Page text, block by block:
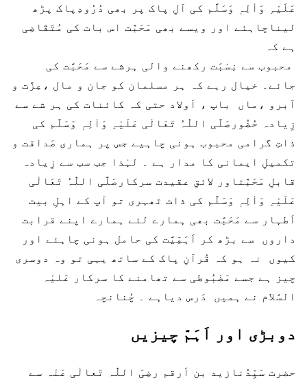
عَلَیْہِ وَاٰلِہٖ وَسَلَّم کی آلِ پاک پر بھی دُرُودِپاک پڑھ
لیناچاہئے اور ویسے بھی مَحَبَّت اس بات کی مُتَقَاضِی
ہے کہ
محبوب سے نِسْبَت رکھنے والی ہرشے سے مَحَبَّت کی
جائے۔ خیال رہے کہ ہر مسلمان کو جان و مال ،عِزَّت و
آبرو ،ماں باپ ، اَولاد حتی کہ کائنات کی ہر شے سے
زِیادہ حُضُورصَلَّی اللّٰہُ تَعَالٰی عَلَیْہِ وَاٰلِہٖ وَسَلَّم کی
ذاتِ گرامی محبوب ہونی چاہیے جس پر ہماری صَداقت و
تکمیلِ ایمانی کا مدار ہے ۔ لہٰذا جب سب سے زِیادہ
قابلِ مَحَبَّتاور لائقِ عقیدت سرکارصَلَّی اللّٰہُ تَعَالٰی
عَلَیْہِ وَاٰلِہٖ وَسَلَّم کی ذات ٹھہری تو آپ کے اہلِ بیت
اَطہار سے مَحَبَّت بھی ہمارے لئے ہمارے اپنے قرابت
داروں سے بڑھ کر اَہَمِّیَّت کی حامل ہونی چاہئے اور
کیوں نہ ہو کہ قُرآنِ پاک کے ساتھ یہی تو وہ دوسری
چیز ہے جسے مَضْبُوطی سے تھامنے کا سرکار عَلیْہ
السَّلام نے ہمیں دَرس دیاہے ۔ چُنانچہ
دوبڑی اور اَہَمّ چیزیں
حضرت سَیِّدُنازید بن اَرقم رضِیَ اللّٰہ تَعالٰی عَنْہ سے